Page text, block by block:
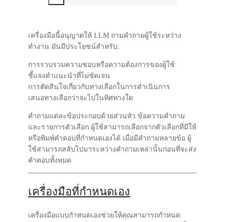
เครื่องมือนี้อนุญาตให้ LLM ถามคำถามผู้ใช้ระหว่าง
ทำงาน มันมีประโยชน์สำหรับ:
การรวบรวมความชอบหรือความต้องการของผู้ใช้
ชี้แจงคำแนะนำที่ไม่ชัดเจน
การตัดสินใจเกี่ยวกับทางเลือกในการดำเนินการ
เสนอทางเลือกว่าจะไปในทิศทางใด
คำถามแต่ละข้อประกอบด้วยส่วนหัว ข้อความคำถาม
และรายการตัวเลือก ผู้ใช้สามารถเลือกจากตัวเลือกที่มีให้
หรือพิมพ์คำตอบที่กำหนดเองได้ เมื่อมีคำถามหลายข้อ ผู้
ใช้สามารถสลับไปมาระหว่างคำถามเหล่านั้นก่อนที่จะส่ง
คำตอบทั้งหมด
เครื่องมือที่กำหนดเอง
เครื่องมือแบบกำหนดเองช่วยให้คุณสามารถกำหนด